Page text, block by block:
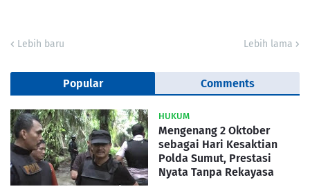
Lebih baru Lebih lama
Popular Comments
HUKUM
Mengenang 2 Oktober
sebagai Hari Kesaktian
Polda Sumut, Prestasi
Nyata Tanpa Rekayasa